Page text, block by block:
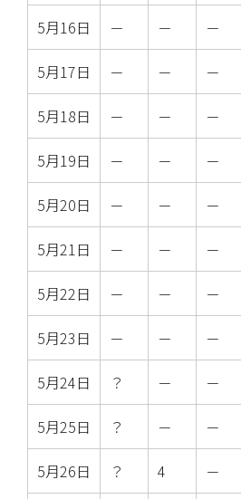
5月16日 － － －
5月17日 － － －
5月18日 － － －
5月19日 － － －
5月20日 － － －
5月21日 － － －
5月22日 － － －
5月23日 － － －
5月24日 ？ － －
5月25日 ？ － －
5月26日 ？ 4 －